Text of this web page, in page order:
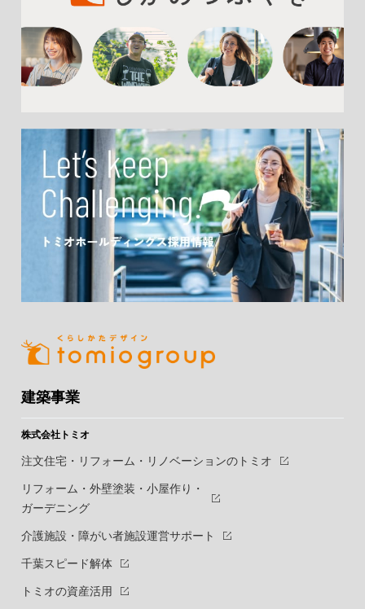
建築事業
株式会社トミオ
注文住宅・リフォーム・リノベーションのトミオ
リフォーム・外壁塗装・小屋作り・
ガーデニング
介護施設・障がい者施設運営サポート
千葉スピード解体
トミオの資産活用